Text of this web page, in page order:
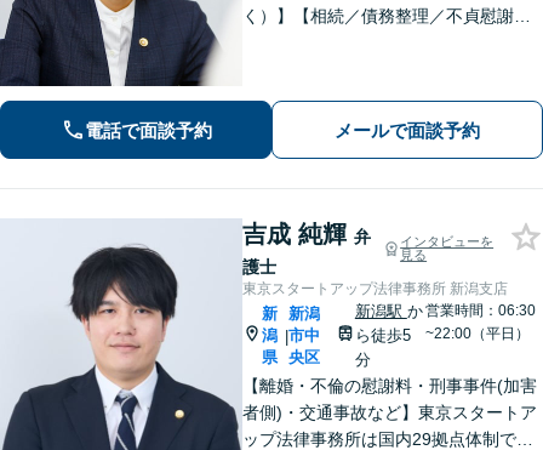
く）】【相続／債務整理／不貞慰謝料
き、気持ちに寄り添いながら法的サポ
ートをいたします。
電話で面談予約 メールで面談予約
吉成 純輝 弁
護士
インタビューを
見る
東京スタートアップ法律事務所 新潟支店
新
潟
県
|
新潟
市中
央区
新潟駅 か
ら徒歩5
分
営業時間：06:30
~22:00（平日）
【離婚・不倫の慰謝料・刑事事件(加害
者側)・交通事故など】東京スタートア
ップ法律事務所は国内29拠点体制で全